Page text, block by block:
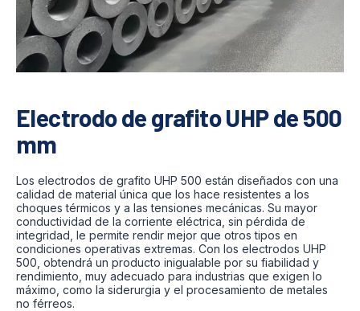
Electrodo de grafito UHP de 500
mm
Los electrodos de grafito UHP 500 están diseñados con una
calidad de material única que los hace resistentes a los
choques térmicos y a las tensiones mecánicas. Su mayor
conductividad de la corriente eléctrica, sin pérdida de
integridad, le permite rendir mejor que otros tipos en
condiciones operativas extremas. Con los electrodos UHP
500, obtendrá un producto inigualable por su fiabilidad y
rendimiento, muy adecuado para industrias que exigen lo
máximo, como la siderurgia y el procesamiento de metales
no férreos.